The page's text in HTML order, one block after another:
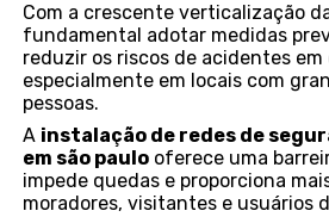
Com a crescente verticalização
fundamental adotar medidas
reduzir os riscos de acidentes em
especialmente em locais com
pessoas.
A instalação de redes de
em são paulo oferece uma
impede quedas e proporciona
moradores, visitantes e usuários